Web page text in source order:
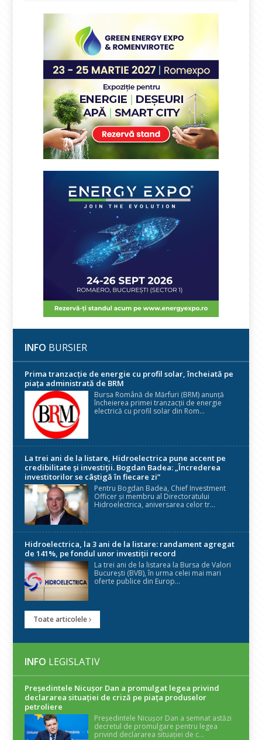
INFO BURSIER
Prima tranzacție de energie cu profil solar, încheiată pe
piața administrată de BRM
Bursa Română de Mărfuri (BRM) anunță
încheierea primei tranzacții de energie
electrică cu profil solar din Rom...
La trei ani de la listare, Hidroelectrica pune accent pe
credibilitate și investiții. Bogdan Badea: „Încrederea
investitorilor se câștigă în fiecare zi”
Pentru Bogdan Badea, Chief Investment
Officer și membru al Directoratului
Hidroelectrica, aniversarea celor tr...
Hidroelectrica, la 3 ani de la listare: randament agregat
de 141%, pe fondul unor investiții record
La trei ani de la listarea la Bursa de Valori
București (BVB), în urma celei mai mari
oferte publice din Europ...
Toate articolele
INFO LEGISLATIV
Președintele Nicuşor Dan a promulgat legea privind
declararea situaţiei de criză pe piaţa produselor
petroliere
Președintele Nicușor Dan a semnat astăzi
decretul de promulgare pentru legea
privind declararea situației de c...